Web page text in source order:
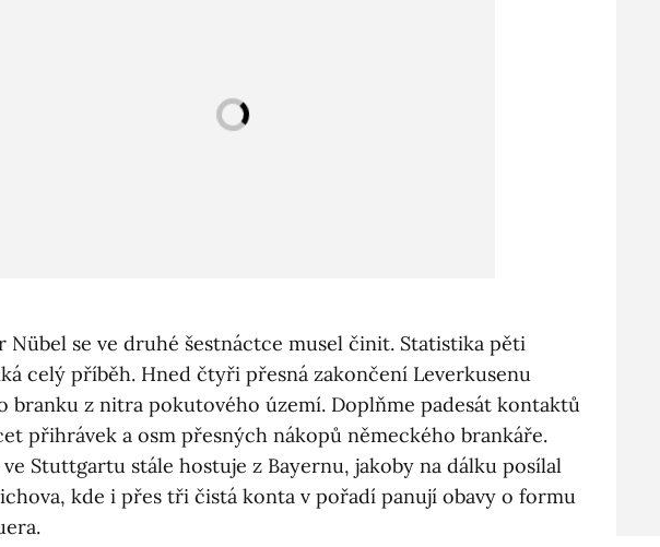
Nübel se ve druhé šestnáctce musel činit. Statistika pěti
celý příběh. Hned čtyři přesná zakončení Leverkusenu
branku z nitra pokutového území. Doplňme padesát kontaktů
přihrávek a osm přesných nákopů německého brankáře.
Stuttgartu stále hostuje z Bayernu, jakoby na dálku posílal
kde i přes tři čistá konta v pořadí panují obavy o formu